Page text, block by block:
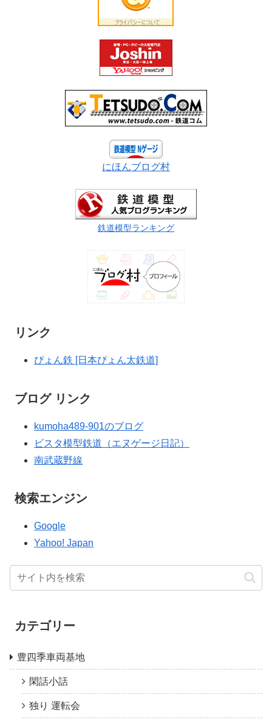
にほんブログ村
鉄道模型ランキング
リンク
ぴょん鉄 [日本ぴょん太鉄道]
ブログ リンク
kumoha489-901のブログ
ビスタ模型鉄道（エヌゲージ日記）
南武蔵野線
検索エンジン
Google
Yahoo! Japan
カテゴリー
豊四季車両基地
閑話小話
独り 運転会